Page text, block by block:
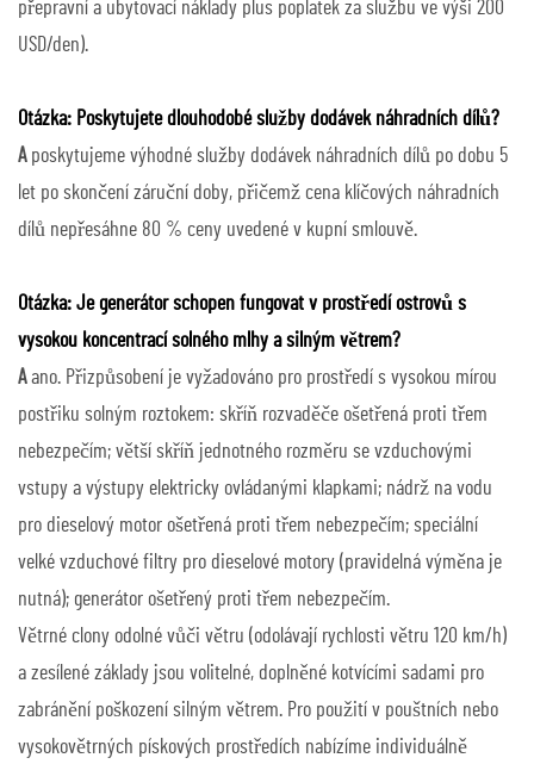
přepravní a ubytovací náklady plus poplatek za službu ve výši 200
USD/den).
Otázka: Poskytujete dlouhodobé služby dodávek náhradních dílů?
A poskytujeme výhodné služby dodávek náhradních dílů po dobu 5
let po skončení záruční doby, přičemž cena klíčových náhradních
dílů nepřesáhne 80 % ceny uvedené v kupní smlouvě.
Otázka: Je generátor schopen fungovat v prostředí ostrovů s
vysokou koncentrací solného mlhy a silným větrem?
Aano. Přizpůsobení je vyžadováno pro prostředí s vysokou mírou
postřiku solným roztokem: skříň rozvaděče ošetřená proti třem
nebezpečím; větší skříň jednotného rozměru se vzduchovými
vstupy a výstupy elektricky ovládanými klapkami; nádrž na vodu
pro dieselový motor ošetřená proti třem nebezpečím; speciální
velké vzduchové filtry pro dieselové motory (pravidelná výměna je
nutná); generátor ošetřený proti třem nebezpečím.
Větrné clony odolné vůči větru (odolávají rychlosti větru 120 km/h)
a zesílené základy jsou volitelné, doplněné kotvícími sadami pro
zabránění poškození silným větrem. Pro použití v pouštních nebo
vysokovětrných pískových prostředích nabízíme individuálně